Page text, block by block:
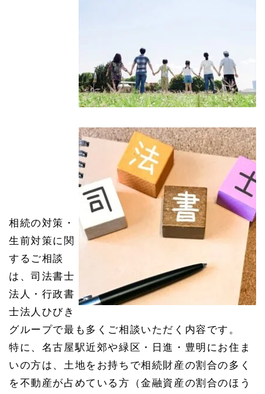
相続の対策・
生前対策に関
するご相談
は、司法書士
法人・行政書
士法人ひびき
グループで最も多くご相談いただく内容です。
特に、名古屋駅近郊や緑区・日進・豊明にお住ま
いの方は、土地をお持ちで相続財産の割合の多く
を不動産が占めている方（金融資産の割合のほう